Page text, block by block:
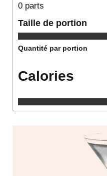
0 parts
Taille de portion
Quantité par portion
Calories